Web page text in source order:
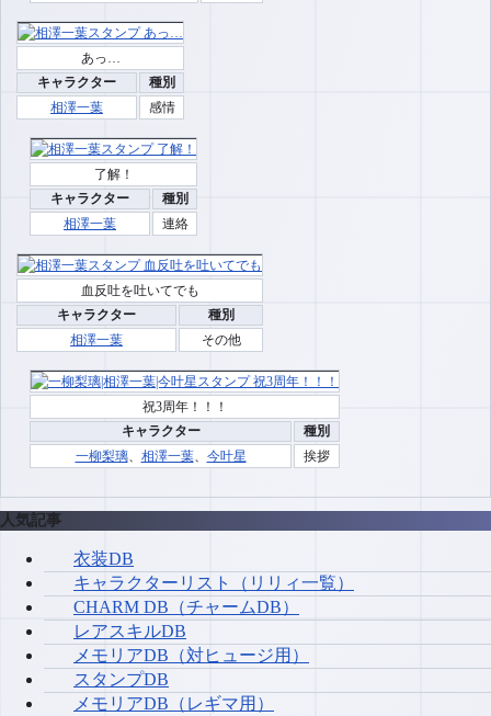
あっ…
キャラクター
種別
相澤一葉
感情
了解！
キャラクター
種別
相澤一葉
連絡
血反吐を吐いてでも
キャラクター
種別
相澤一葉
その他
祝3周年！！！
キャラクター
種別
一柳梨璃、 相澤一葉、 今叶星 挨拶
人気記事
衣装DB
キャラクターリスト（リリィ一覧）
CHARM DB（チャームDB）
レアスキルDB
メモリアDB（対ヒュージ用）
スタンプDB
メモリアDB（レギマ用）